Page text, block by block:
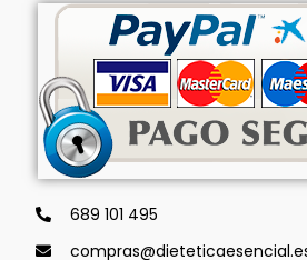
689 101 495